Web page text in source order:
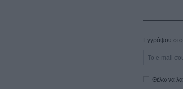
Εγγράψου
Θέλω να